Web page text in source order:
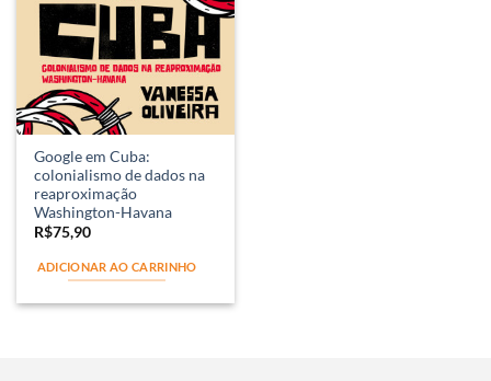
Google em Cuba:
colonialismo de dados na
reaproximação
Washington-Havana
R$75,90
ADICIONAR AO CARRINHO